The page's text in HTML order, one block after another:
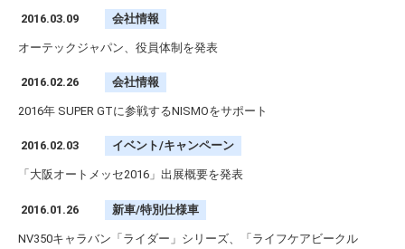
2016.03.09 会社情報
オーテックジャパン、役員体制を発表
2016.02.26 会社情報
2016年 SUPER GTに参戦するNISMOをサポート
2016.02.03 イベント/キャンペーン
「大阪オートメッセ2016」出展概要を発表
2016.01.26 新車/特別仕様車
NV350キャラバン「ライダー」シリーズ、「ライフケアビークル